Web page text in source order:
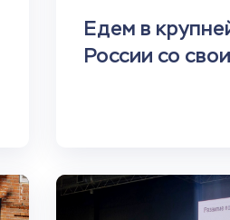
Едем в
России со